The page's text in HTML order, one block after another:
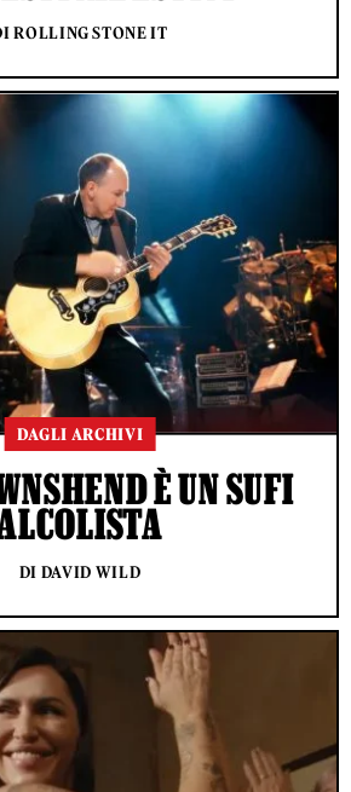
ROLLING STONE IT
DAGLI ARCHIVI
È UN SUFI
DI DAVID WILD